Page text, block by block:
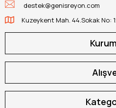
destek@genisreyon.com
Kuzeykent Mah. 44.Sokak No: